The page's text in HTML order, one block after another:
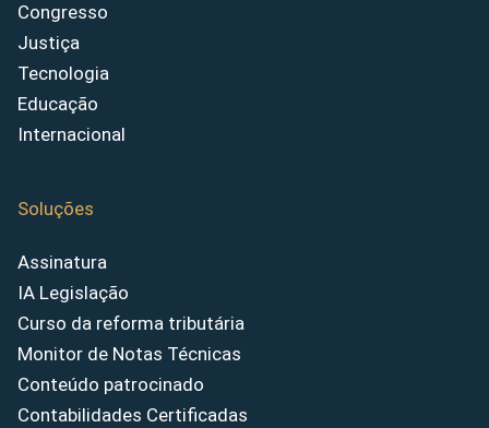
Congresso
Justiça
Tecnologia
Educação
Internacional
Soluções
Assinatura
IA Legislação
Curso da reforma tributária
Monitor de Notas Técnicas
Conteúdo patrocinado
Contabilidades Certificadas